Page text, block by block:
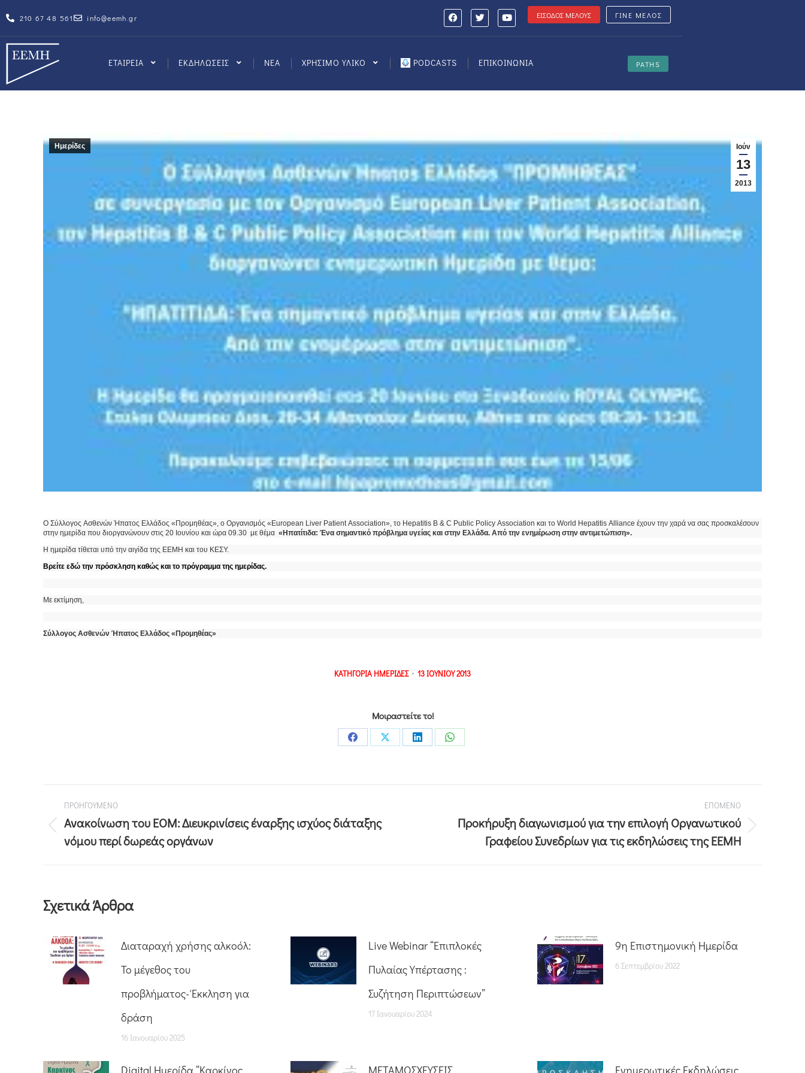
210 67 48 561 info@eemh.gr ΕΙΣΟΔΟΣ ΜΕΛΟΥΣ ΓΙΝΕ ΜΕΛΟΣ
ΕΤΑΙΡΕΙΑ ΕΚΔΗΛΩΣΕΙΣ ΝΕΑ ΧΡΗΣΙΜΟ ΥΛΙΚΟ PODCASTS ΕΠΙΚΟΙΝΩΝΙΑ PATHS
Ιούν
13
2013
Ημερίδες
Ο Σύλλογος Ασθενών Ήπατος Ελλάδος «Προμηθέας», ο Οργανισμός «European Liver Patient Association», το Hepatitis B & C Public Policy Association και το World Hepatitis Alliance έχουν την χαρά να σας προσκαλέσουν
στην ημερίδα που διοργανώνουν στις 20 Ιουνίου και ώρα 09.30 με θέμα «Ηπατίτιδα: Ένα σημαντικό πρόβλημα υγείας και στην Ελλάδα. Από την ενημέρωση στην αντιμετώπιση».
H ημερίδα τίθεται υπό την αιγίδα της ΕΕΜΗ και του ΚΕΣΥ.
Βρείτε εδώ την πρόσκληση καθώς και το πρόγραμμα της ημερίδας.
Με εκτίμηση,
Σύλλογος Ασθενών Ήπατος Ελλάδος «Προμηθέας»
ΚΑΤΗΓΟΡΙΑ ΗΜΕΡΙΔΕΣ 13 ΙΟΥΝΙΟΥ 2013
Μοιραστείτε το!
ΠΡΟΗΓΟΥΜΕΝΟ
Ανακοίνωση του ΕΟΜ: Διευκρινίσεις έναρξης ισχύος διάταξης
νόμου περί δωρεάς οργάνων
ΕΠΟΜΕΝΟ
Προκήρυξη διαγωνισμού για την επιλογή Οργανωτικού
Γραφείου Συνεδρίων για τις εκδηλώσεις της ΕEMH
Σχετικά Άρθρα
Διαταραχή χρήσης αλκοόλ:
Το μέγεθος του
προβλήματος- Έκκληση για
δράση
16 Ιανουαρίου 2025
Live Webinar “Επιπλοκές
Πυλαίας Υπέρτασης :
Συζήτηση Περιπτώσεων”
17 Ιανουαρίου 2024
9η Επιστημονική Ημερίδα
6 Σεπτεμβρίου 2022
Digital Ημερίδα “Καρκίνος ΜΕΤΑΜΟΣΧΕΥΣΕΙΣ Ενημερωτικές Εκδηλώσεις